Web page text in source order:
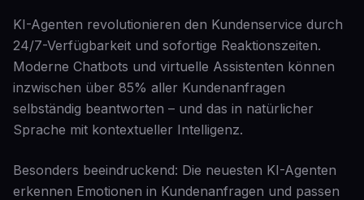
KI-Agenten revolutionieren den Kundenservice durch
24/7-Verfügbarkeit und sofortige Reaktionszeiten.
Moderne Chatbots und virtuelle Assistenten können
inzwischen über 85% aller Kundenanfragen
selbständig beantworten – und das in natürlicher
Sprache mit kontextueller Intelligenz.
Besonders beeindruckend: Die neuesten KI-Agenten
erkennen Emotionen in Kundenanfragen und passen